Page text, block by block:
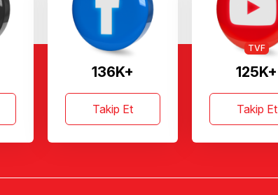
136K+
Takip Et
125K+
TVF
Takip Et